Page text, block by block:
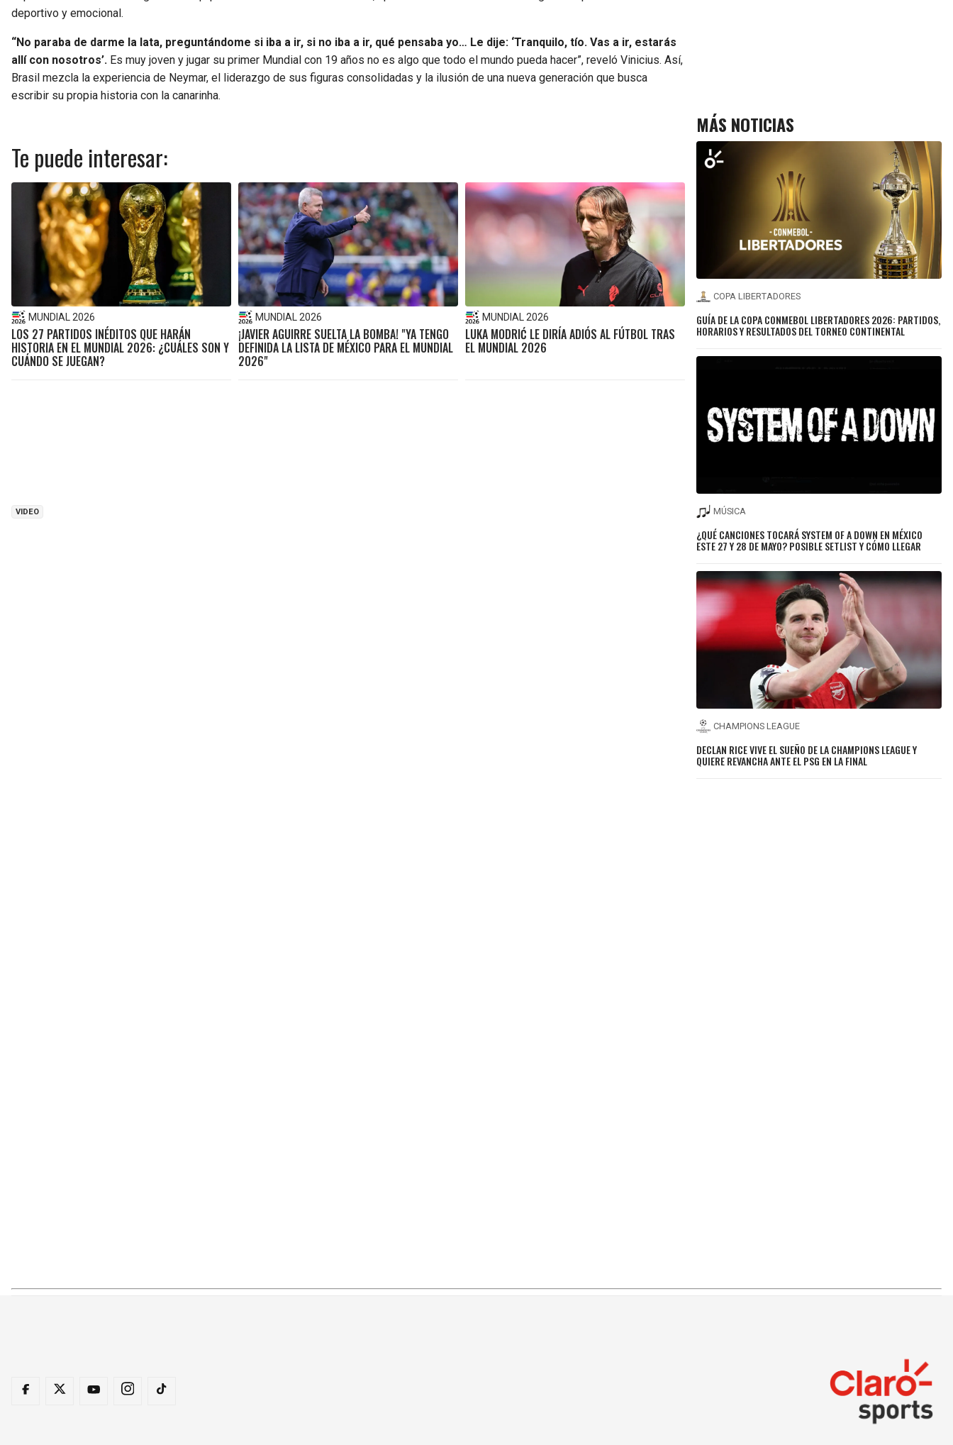
deportivo y emocional.
“No paraba de darme la lata, preguntándome si iba a ir, si no iba a ir, qué pensaba yo… Le dije: ‘Tranquilo, tío. Vas a ir, estarás
allí con nosotros’. Es muy joven y jugar su primer Mundial con 19 años no es algo que todo el mundo pueda hacer”, reveló Vinicius. Así,
Brasil mezcla la experiencia de Neymar, el liderazgo de sus figuras consolidadas y la ilusión de una nueva generación que busca
escribir su propia historia con la canarinha.
Te puede interesar:
MUNDIAL 2026
LOS 27 PARTIDOS INÉDITOS QUE HARÁN
HISTORIA EN EL MUNDIAL 2026: ¿CUÁLES SON Y
CUÁNDO SE JUEGAN?
MUNDIAL 2026
¡JAVIER AGUIRRE SUELTA LA BOMBA! "YA TENGO
DEFINIDA LA LISTA DE MÉXICO PARA EL MUNDIAL
2026"
MUNDIAL 2026
LUKA MODRIĆ LE DIRÍA ADIÓS AL FÚTBOL TRAS
EL MUNDIAL 2026
VIDEO
MÁS NOTICIAS
COPA LIBERTADORES
GUÍA DE LA COPA CONMEBOL LIBERTADORES 2026: PARTIDOS,
HORARIOS Y RESULTADOS DEL TORNEO CONTINENTAL
MÚSICA
¿QUÉ CANCIONES TOCARÁ SYSTEM OF A DOWN EN MÉXICO
ESTE 27 Y 28 DE MAYO? POSIBLE SETLIST Y CÓMO LLEGAR
CHAMPIONS LEAGUE
DECLAN RICE VIVE EL SUEÑO DE LA CHAMPIONS LEAGUE Y
QUIERE REVANCHA ANTE EL PSG EN LA FINAL